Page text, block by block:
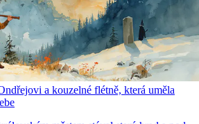
a kouzelné flétně, která uměla